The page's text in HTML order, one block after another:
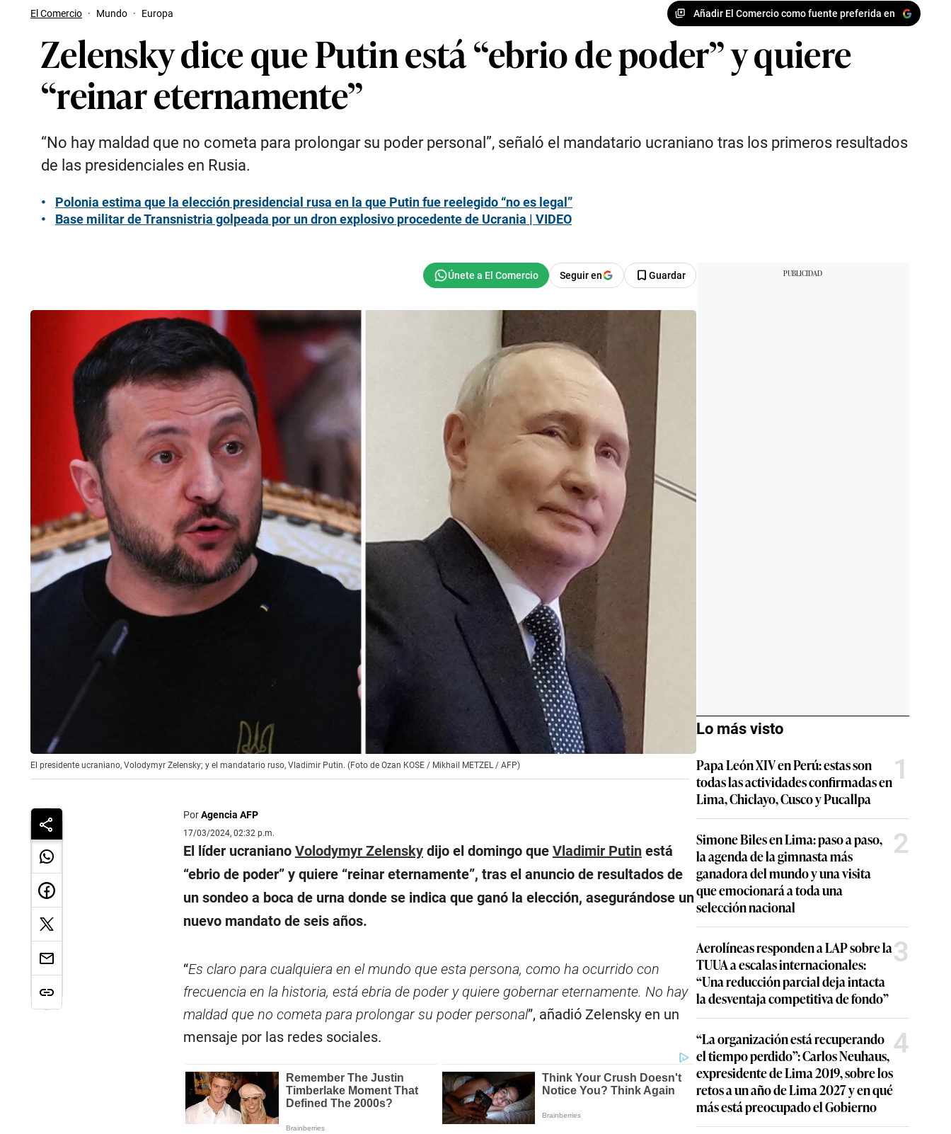
El Comercio · Mundo · Europa Añadir El Comercio como fuente preferida en
Zelensky dice que Putin está “ebrio de poder” y quiere
“reinar eternamente”
“No hay maldad que no cometa para prolongar su poder personal”, señaló el mandatario ucraniano tras los primeros resultados
de las presidenciales en Rusia.
Polonia estima que la elección presidencial rusa en la que Putin fue reelegido “no es legal”
Base militar de Transnistria golpeada por un dron explosivo procedente de Ucrania | VIDEO
Seguir en Guardar
El presidente ucraniano, Volodymyr Zelensky; y el mandatario ruso, Vladimir Putin. (Foto de Ozan KOSE / Mikhail METZEL / AFP)
PorAgencia AFP
17/03/2024, 02:32 p.m.
El líder ucraniano Volodymyr Zelenskydijo el domingo que Vladimir Putinestá
“ebrio de poder” y quiere “reinar eternamente”, tras el anuncio de resultados de
un sondeo a boca de urna donde se indica que ganó la elección, asegurándose un
nuevo mandato de seis años.
“Es claro para cualquiera en el mundo que esta persona, como ha ocurrido con
frecuencia en la historia, está ebria de poder y quiere gobernar eternamente. No hay
maldad que no cometa para prolongar su poder personal”, añadió Zelensky en un
mensaje por las redes sociales.
Lo más visto
Papa León XIV en Perú: estas son
todas las actividades confirmadas en
Lima, Chiclayo, Cusco y Pucallpa
1
Simone Biles en Lima: paso a paso,
la agenda de la gimnasta más
ganadora del mundo y una visita
que emocionará a toda una
selección nacional
2
Aerolíneas responden a LAP sobre la
TUUA a escalas internacionales:
“Una reducción parcial deja intacta
la desventaja competitiva de fondo”
3
“La organización está recuperando
el tiempo perdido”: Carlos Neuhaus,
expresidente de Lima 2019, sobre los
retos a un año de Lima 2027 y en qué
más está preocupado el Gobierno
4